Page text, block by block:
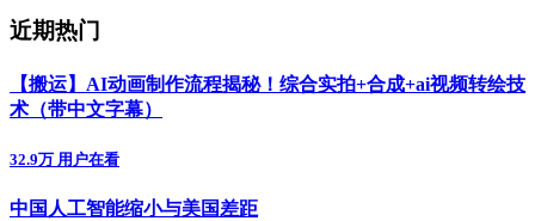
近期热门
【搬运】AI动画制作流程揭秘！综合实拍+合成+ai视频转绘技
术（带中文字幕）
32.9万 用户在看
中国人工智能缩小与美国差距